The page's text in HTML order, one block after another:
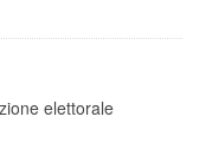
elettorale